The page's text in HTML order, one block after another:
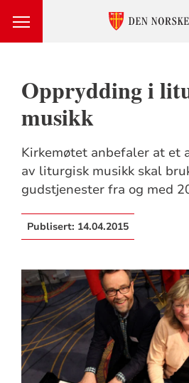
Opprydding i
musikk
Kirkemøtet anbefaler at et
av liturgisk musikk skal
gudstjenester fra og med
Publisert: 14.04.2015